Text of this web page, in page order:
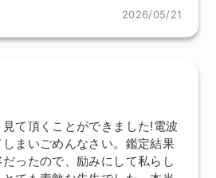
2026/05/21
て頂くことができました!電波
まいごめんなさい。鑑定結果
ったので、励みにして私らし